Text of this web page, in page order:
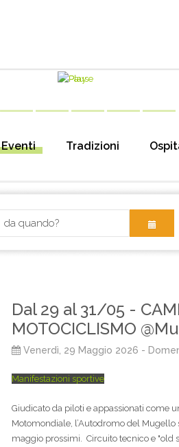
Eventi Tradizioni
Dal 29 al 31/05 -
MOTOCICLISMO
Venerdì, 29 Maggio 2026 -
Manifestazioni sportive
Giudicato da piloti e appassionati come
Motomondiale, l’Autodromo del Mugello
maggio prossimi. Circuito tecnico e "old